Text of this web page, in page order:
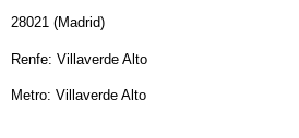
28021 (Madrid)
Renfe: Villaverde Alto
Metro: Villaverde Alto